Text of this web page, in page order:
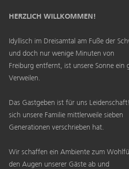
HERZLICH WILLKOMMEN!
Idyllisch im Dreisamtal am Fuße der
und doch nur wenige Minuten von
Freiburg entfernt, ist unsere Sonne ein
Verweilen.
Das Gastgeben ist für uns
sich unsere Familie mittlerweile sieben
Generationen verschrieben hat.
Wir schaffen ein Ambiente zum
den Augen unserer Gäste ab und